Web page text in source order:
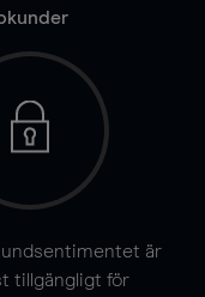
är
tillgängligt för